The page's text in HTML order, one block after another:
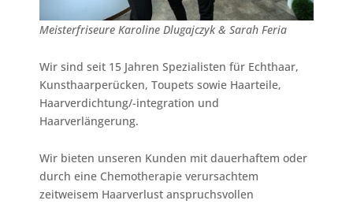
Meisterfriseure Karoline Dlugajczyk & Sarah Feria
Wir sind seit 15 Jahren Spezialisten für Echthaar,
Kunsthaarperücken, Toupets sowie Haarteile,
Haarverdichtung/-integration und
Haarverlängerung.
Wir bieten unseren Kunden mit dauerhaftem oder
durch eine Chemotherapie verursachtem
zeitweisem Haarverlust anspruchsvollen